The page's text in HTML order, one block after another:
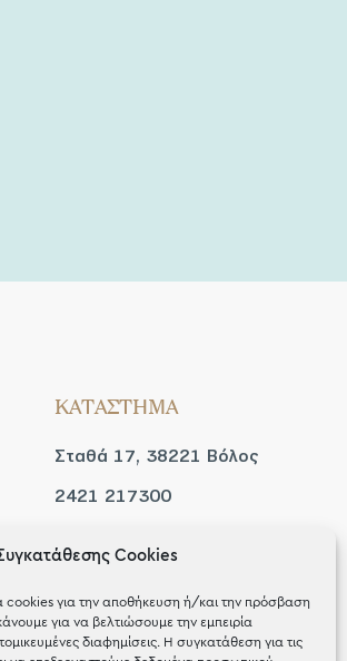
Cookies
cookies για την αποθήκευση ή/και την πρόσβαση
για να βελτιώσουμε την εμπειρία
διαφημίσεις. Η συγκατάθεση για τις
ΚΑΤΑΣΤΗΜΑ
Σταθά 17, 38221 Βόλος
2421 217300
Τριτ / Πεμ / Παρ: 09:00 -